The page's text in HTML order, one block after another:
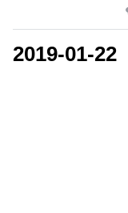
2019-01-22